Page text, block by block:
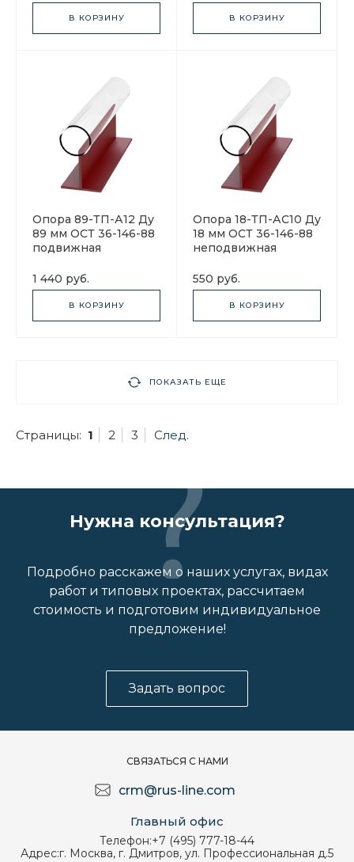
В КОРЗИНУ В КОРЗИНУ
Опора 89-ТП-А12 Ду
89 мм ОСТ 36-146-88
подвижная
1 440 руб.
В КОРЗИНУ
Опора 18-ТП-АС10 Ду
18 мм ОСТ 36-146-88
неподвижная
550 руб.
В КОРЗИНУ
ПОКАЗАТЬ ЕЩЕ
Страницы: 1 2 3 След.
Нужна консультация?
Подробно расскажем о наших услугах, видах
работ и типовых проектах, рассчитаем
стоимость и подготовим индивидуальное
предложение!
Задать вопрос
СВЯЗАТЬСЯ С НАМИ
crm@rus-line.com
Главный офис
Телефон:+7 (495) 777-18-44
Адрес:г. Москва, г. Дмитров, ул. Профессиональная д.5